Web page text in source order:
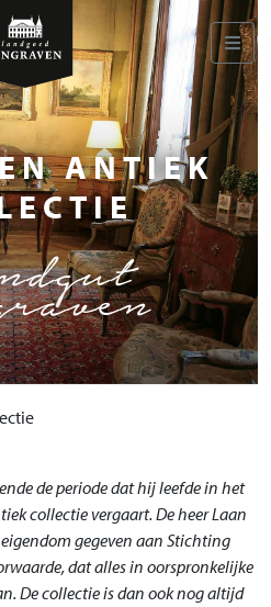
ANTIEK
de periode dat hij leefde in het
collectie vergaart. De heer Laan
gegeven aan Stichting
dat alles in oorspronkelijke
De collectie is dan ook nog altijd